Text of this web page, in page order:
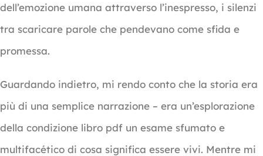
dell’emozione umana attraverso l’inespresso, i silenzi
tra scaricare parole che pendevano come sfida e
promessa.
Guardando indietro, mi rendo conto che la storia era
più di una semplice narrazione – era un’esplorazione
della condizione libro pdf un esame sfumato e
multifacético di cosa significa essere vivi. Mentre mi